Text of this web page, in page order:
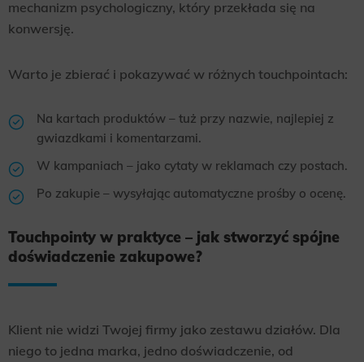
habits and demographic criteria. Also, third-party files that, in conjunction with files installed while browsing other
websites, profile the user, providing him or her with the marketing, advertising and retargeting content deemed most
mechanizm psychologiczny, który przekłada się na
konwersję.
Warto je zbierać i pokazywać w różnych touchpointach:
Na kartach produktów – tuż przy nazwie, najlepiej z
gwiazdkami i komentarzami.
W kampaniach – jako cytaty w reklamach czy postach.
Po zakupie – wysyłając automatyczne prośby o ocenę.
Touchpointy w praktyce – jak stworzyć spójne
doświadczenie zakupowe?
Klient nie widzi Twojej firmy jako zestawu działów. Dla
niego to jedna marka, jedno doświadczenie, od